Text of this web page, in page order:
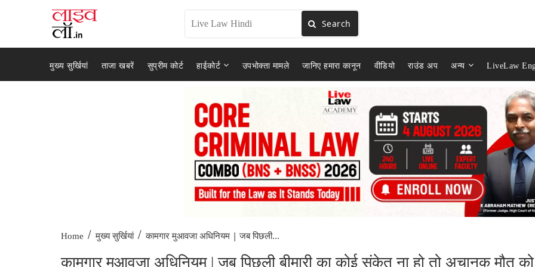
Search
मुख्य सुर्खियां ताजा खबरें सुप्रीम कोर्ट हाईकोर्ट उपभोक्ता मामले जानिए हमारा कानून वीडियो राउंड अप अन्य LiveLaw
Home / मुख्य सुर्खियां / कामगार मुआवजा अधिनियम | जब पिछली...
कामगार मुआवजा अधिनियम | जब पिछली बीमारी का कोई संकेत ना हो तो अचानक मौत को